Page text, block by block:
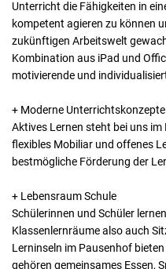
Unterricht die Fähigkeiten in
kompetent agieren zu können
zukünftigen Arbeitswelt
Kombination aus iPad und
motivierende und
+ Moderne Unterrichtskonzepte
Aktives Lernen steht bei uns
flexibles Mobiliar und offenes
bestmögliche Förderung der
+ Lebensraum Schule
Schülerinnen und Schüler
Klassenlernräume also auch
Lerninseln im Pausenhof
gehören gemeinsames Essen,